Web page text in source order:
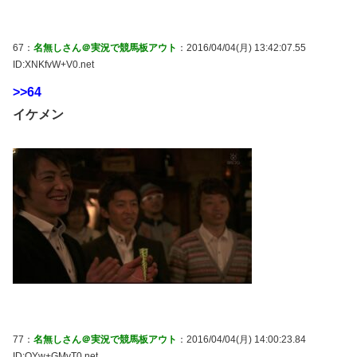
67： 名無しさん＠実況で競馬板アウト ：2016/04/04(月) 13:42:07.55
ID:XNKfvW+V0.net
>>64
イケメン
77： 名無しさん＠実況で競馬板アウト ：2016/04/04(月) 14:00:23.84